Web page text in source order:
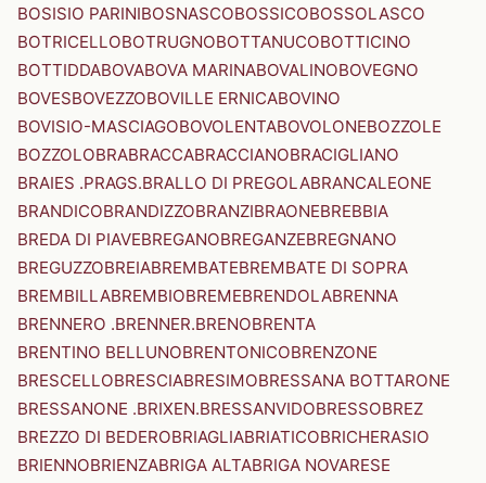
BOSISIO PARINIBOSNASCOBOSSICOBOSSOLASCO
BOTRICELLOBOTRUGNOBOTTANUCOBOTTICINO
BOTTIDDABOVABOVA MARINABOVALINOBOVEGNO
BOVESBOVEZZOBOVILLE ERNICABOVINO
BOVISIO-MASCIAGOBOVOLENTABOVOLONEBOZZOLE
BOZZOLOBRABRACCABRACCIANOBRACIGLIANO
BRAIES .PRAGS.BRALLO DI PREGOLABRANCALEONE
BRANDICOBRANDIZZOBRANZIBRAONEBREBBIA
BREDA DI PIAVEBREGANOBREGANZEBREGNANO
BREGUZZOBREIABREMBATEBREMBATE DI SOPRA
BREMBILLABREMBIOBREMEBRENDOLABRENNA
BRENNERO .BRENNER.BRENOBRENTA
BRENTINO BELLUNOBRENTONICOBRENZONE
BRESCELLOBRESCIABRESIMOBRESSANA BOTTARONE
BRESSANONE .BRIXEN.BRESSANVIDOBRESSOBREZ
BREZZO DI BEDEROBRIAGLIABRIATICOBRICHERASIO
BRIENNOBRIENZABRIGA ALTABRIGA NOVARESE